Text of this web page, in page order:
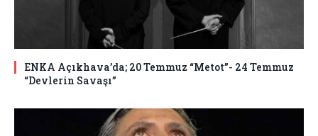
ENKA Açıkhava’da; 20 Temmuz “Metot”- 24 Temmuz
“Devlerin Savaşı”